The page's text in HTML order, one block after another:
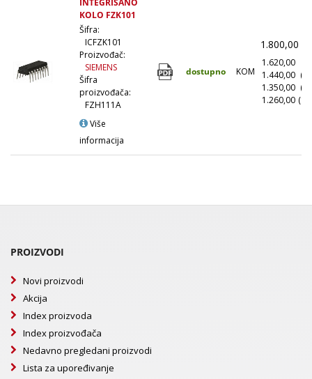
INTEGRISANO
KOLO FZK101
Šifra:
ICFZK101
Proizvođač:
SIEMENS
Šifra
proizvođača:
FZH111A
Više
informacija
dostupno KOM
1.800,00
1.620,00
1.440,00
1.350,00
1.260,00
PROIZVODI
Novi proizvodi
Akcija
Index proizvoda
Index proizvođača
Nedavno pregledani proizvodi
Lista za upoređivanje